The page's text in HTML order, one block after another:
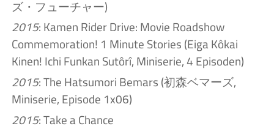
ズ・フューチャー)
2015: Kamen Rider Drive: Movie Roadshow
Commemoration! 1 Minute Stories (Eiga Kôkai
Kinen! Ichi Funkan Sutôrî, Miniserie, 4 Episoden)
2015: The Hatsumori Bemars (初森ベマーズ,
Miniserie, Episode 1x06)
2015: Take a Chance